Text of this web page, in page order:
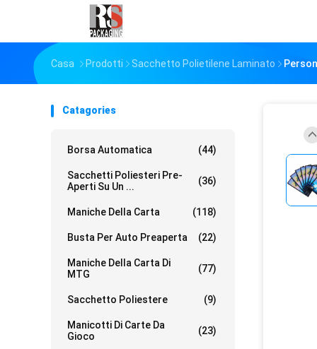
Casa Prodotti Sacchetto Polietilene Laminato
Catagories
Borsa Automatica (44)
Sacchetti Poliesteri Pre-
Aperti Su Un ...
(36)
Maniche Della Carta (118)
Busta Per Auto Preaperta (22)
Maniche Della Carta Di
MTG
(77)
Sacchetto Poliestere (9)
Manicotti Di Carte Da
Gioco
(23)